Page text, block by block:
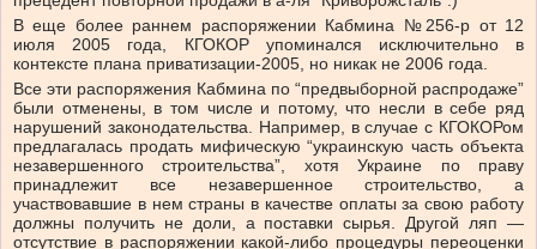
В еще более раннем распоряжении Кабмина №256-р от 12
июля 2005 года, КГОКОР упоминался исключительно в
контексте плана приватизации-2005, но никак не 2006 года.
Все эти распоряжения Кабмина по “предвыборной распродаже”
были отменены, в том числе и потому, что несли в себе ряд
нарушений законодательства. Например, в случае с КГОКОРом
предлагалась продать мифическую “украинскую часть объекта
незавершенного строительства”, хотя Украине по праву
принадлежит все незавершенное строительство, а
участвовавшие в нем страны в качестве оплаты за свою работу
должны получить не доли, а поставки сырья. Другой ляп —
отсутствие в распоряжении какой-либо процедуры переоценки